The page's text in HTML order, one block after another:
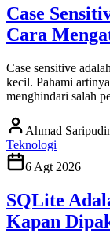
Case
Cara
Case sensitive
kecil. Pahami
menghindari salah
Ahmad
Teknologi
6 Agt 2026
SQLite
Kapan